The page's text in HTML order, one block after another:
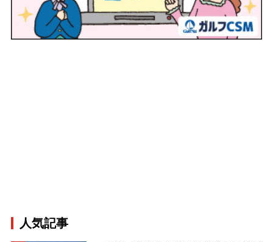
人気記事